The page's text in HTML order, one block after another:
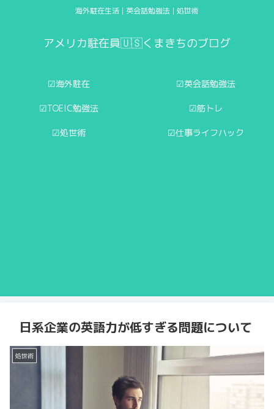
海外駐在生活 | 英会話勉強法 | 処世術
アメリカ駐在員🇺🇸くまきちのブログ
☑︎海外駐在 ☑︎英会話勉強法
☑︎TOEIC勉強法 ☑︎筋トレ
☑︎処世術 ☑︎仕事ライフハック
日系企業の英語力が低すぎる問題について
処世術